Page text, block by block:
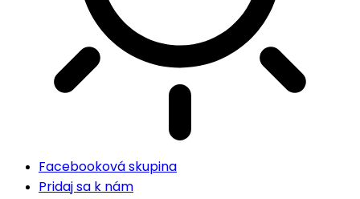
Facebooková skupina
Pridaj sa k nám